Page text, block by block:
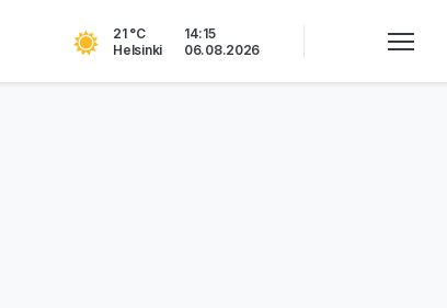
21 °C
Helsinki
14:15
06.08.2026